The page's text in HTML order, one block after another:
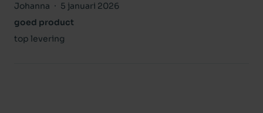
Johanna
5 januari 2026
goed product
top levering